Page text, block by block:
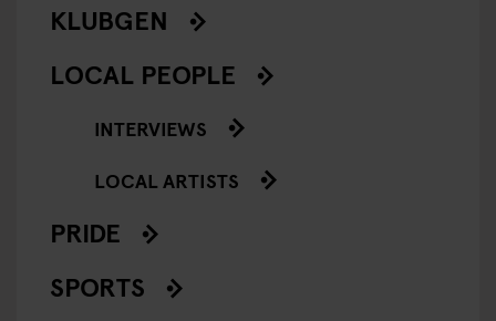
KLUBGEN
LOCAL PEOPLE
INTERVIEWS
LOCAL ARTISTS
PRIDE
SPORTS